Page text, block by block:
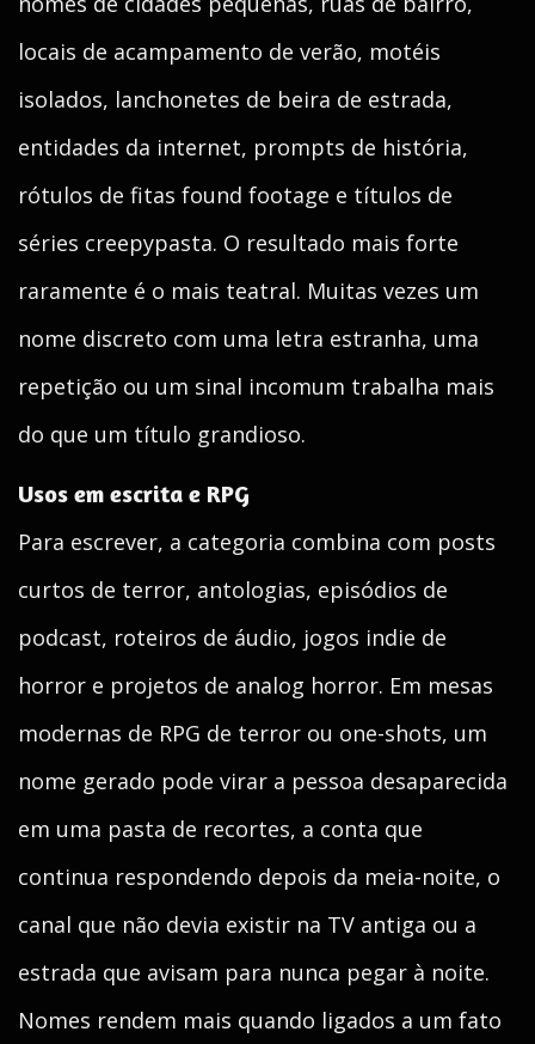
locais de acampamento de verão, motéis
isolados, lanchonetes de beira de estrada,
entidades da internet, prompts de história,
rótulos de fitas found footage e títulos de
séries creepypasta. O resultado mais forte
raramente é o mais teatral. Muitas vezes um
nome discreto com uma letra estranha, uma
repetição ou um sinal incomum trabalha mais
do que um título grandioso.
Usos em escrita e RPG
Para escrever, a categoria combina com posts
curtos de terror, antologias, episódios de
podcast, roteiros de áudio, jogos indie de
horror e projetos de analog horror. Em mesas
modernas de RPG de terror ou one-shots, um
nome gerado pode virar a pessoa desaparecida
em uma pasta de recortes, a conta que
continua respondendo depois da meia-noite, o
canal que não devia existir na TV antiga ou a
estrada que avisam para nunca pegar à noite.
Nomes rendem mais quando ligados a um fato